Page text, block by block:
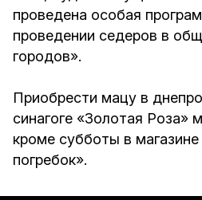
проведена особая
проведении седеров в
городов».
Приобрести мацу в
синагоге «Золотая Роза»
кроме субботы в
погребок».